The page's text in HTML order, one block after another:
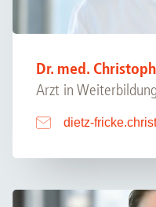
Dr. med.
Arzt in Weiterbildung
dietz-